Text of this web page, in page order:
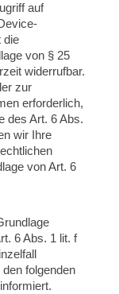
auf
die
von § 25
widerrufbar.
zur
erforderlich,
des Art. 6 Abs.
wir Ihre
von Art. 6
6 Abs. 1 lit. f
folgenden